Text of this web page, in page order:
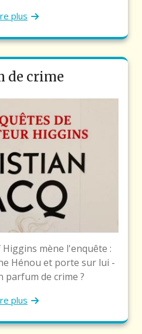
plus
de crime
mène l'enquête :
Hénou et porte sur lui -
parfum de crime ?
plus